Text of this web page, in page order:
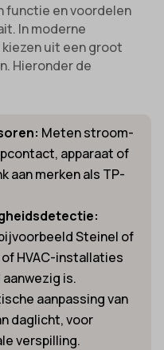
functie en voordelen
In moderne
uit een groot
Hieronder de
Meten stroom-
apparaat of
aan merken als TP-
Steinel of
HVAC-installaties
is.
aanpassing van
daglicht, voor
verspilling.